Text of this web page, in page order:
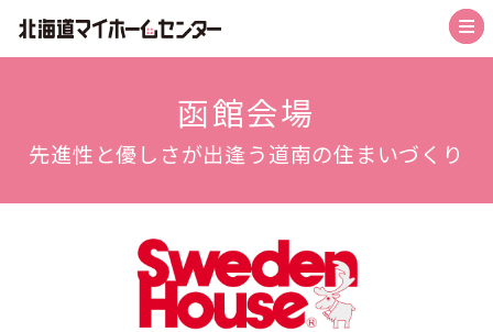
札幌北会場
旭川北彩都会場
函館会場
先進性と優しさが出逢う道南の住まいづくり